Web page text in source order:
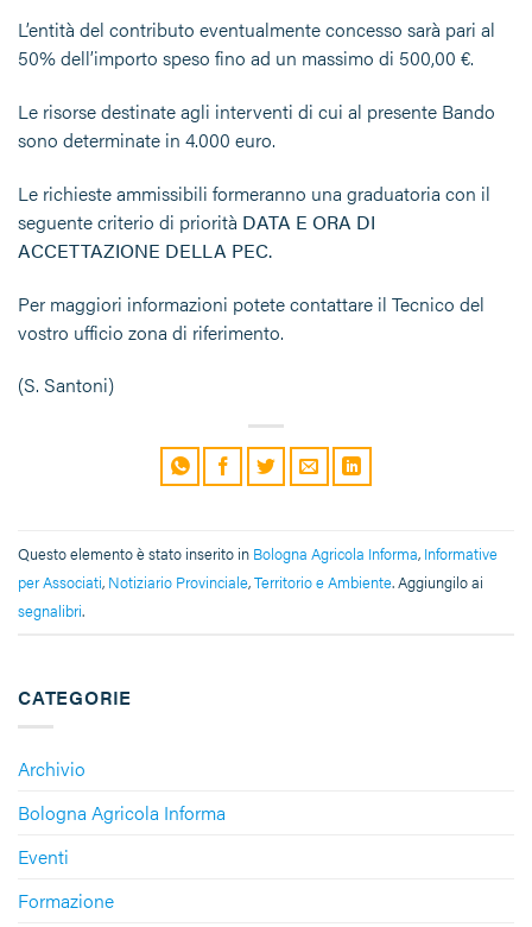
CATEGORIE
Archivio
Bologna Agricola Informa
Eventi
Formazione
L’entità del contributo eventualmente concesso sarà pari al
50% dell’importo speso fino ad un massimo di 500,00 €.
Le risorse destinate agli interventi di cui al presente Bando
sono determinate in 4.000 euro.
Le richieste ammissibili formeranno una graduatoria con il
seguente criterio di priorità DATA E ORA DI
ACCETTAZIONE DELLA PEC.
Per maggiori informazioni potete contattare il Tecnico del
vostro ufficio zona di riferimento.
(S. Santoni)
Questo elemento è stato inserito in Bologna Agricola Informa, Informative
per Associati, Notiziario Provinciale,Territorio e Ambiente. Aggiungilo ai
segnalibri.